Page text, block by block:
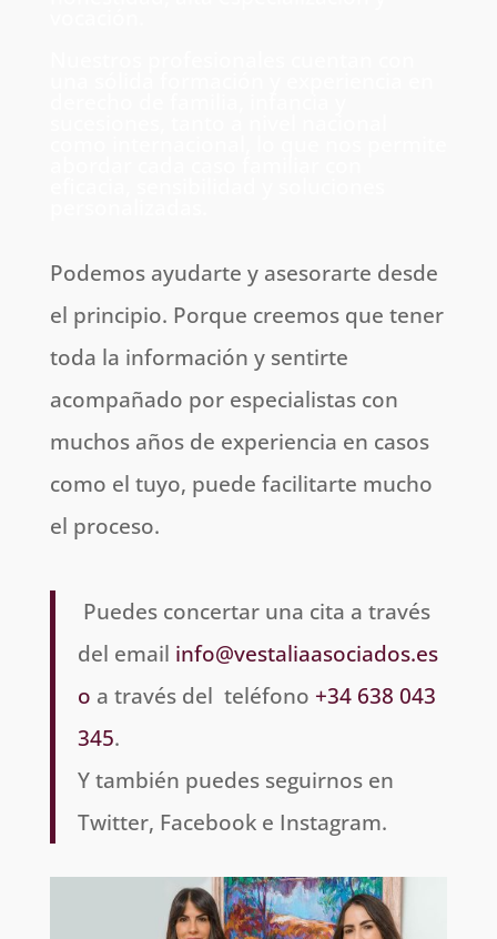
Podemos ayudarte y asesorarte desde
el principio. Porque creemos que tener
toda la información y sentirte
acompañado por especialistas con
muchos años de experiencia en casos
como el tuyo, puede facilitarte mucho
el proceso.
Puedes concertar una cita a través
del email info@vestaliaasociados.es
o a través del teléfono +34 638 043
345.
Y también puedes seguirnos en
Twitter, Facebook e Instagram.